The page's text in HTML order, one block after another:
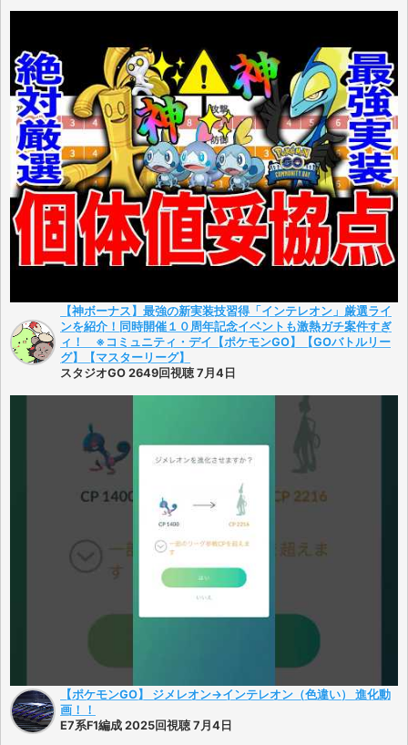
【神ボーナス】最強の新実装技習得「インテレオン」厳選ライ
ンを紹介！同時開催１０周年記念イベントも激熱ガチ案件すぎ
ィ！ ※コミュニティ・デイ【ポケモンGO】【GOバトルリー
グ】【マスターリーグ】
スタジオGO 2649回視聴 7月4日
【ポケモンGO】 ジメレオン→インテレオン（色違い） 進化動
画！！
E7系F1編成 2025回視聴 7月4日